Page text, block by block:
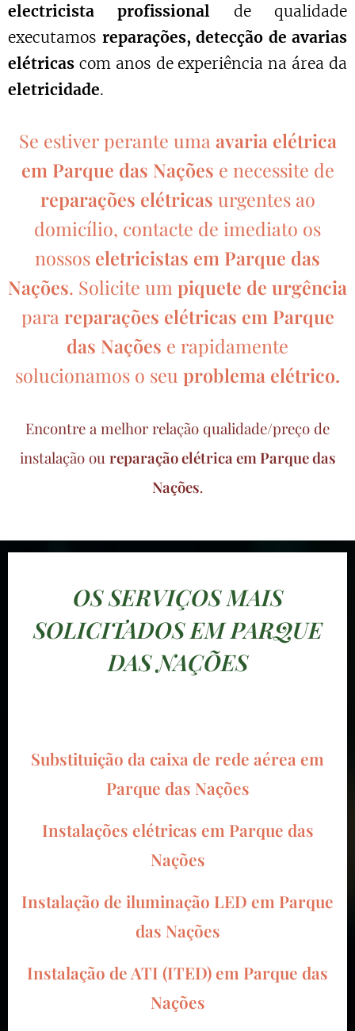
electricista profissional de qualidade
executamos reparações, detecção de avarias
elétricas com anos de experiência na área da
eletricidade.
Se estiver perante uma avaria elétrica
em Parque das Nações e necessite de
reparações elétricas urgentes ao
domicílio, contacte de imediato os
nossos eletricistas em Parque das
Nações. Solicite um piquete de urgência
para reparações elétricas em Parque
das Nações e rapidamente
solucionamos o seu problema elétrico.
Encontre a melhor relação qualidade/preço de
instalação ou reparação elétrica em Parque das
Nações.
OS SERVIÇOS MAIS
SOLICITADOS EM PARQUE
DAS NAÇÕES
Substituição da caixa de rede aérea em
Parque das Nações
Instalações elétricas em Parque das
Nações
Instalação de iluminação LED em Parque
das Nações
Instalação de ATI (ITED) em Parque das
Nações